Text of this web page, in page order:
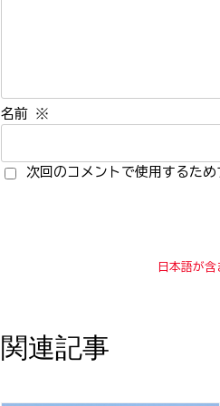
名前 ※
次回のコメントで使用するた
日本語が
関連記事